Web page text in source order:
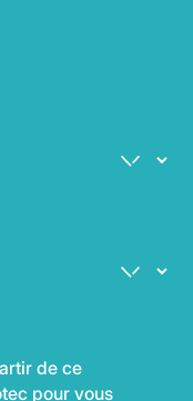
de ce
pour vous